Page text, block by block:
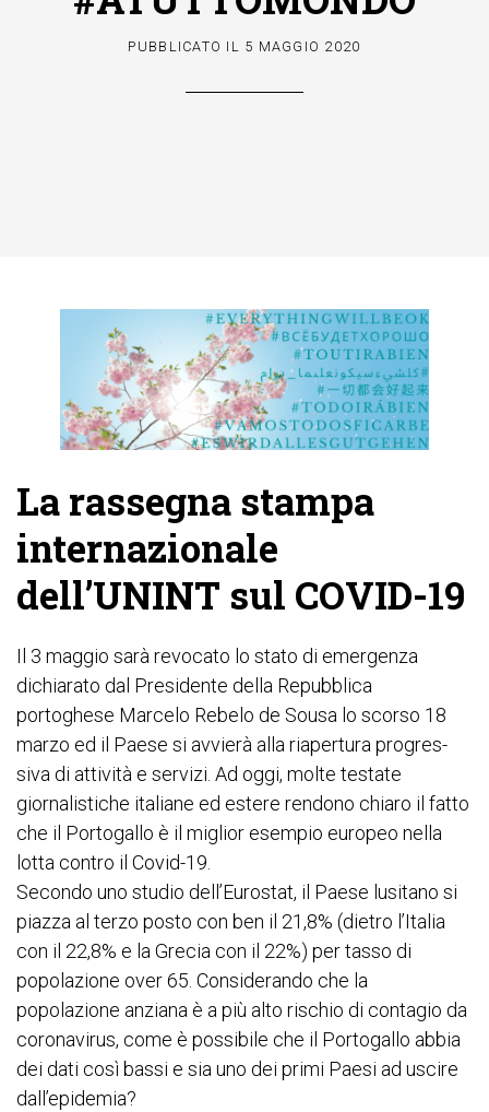
PUBBLICATO IL 5 MAGGIO 2020
La rassegna stampa
internazionale
dell’UNINT sul COVID-19
Il 3 maggio sarà revocato lo stato di emergenza
dichiarato dal Presidente della Repubblica
portoghese Marcelo Rebelo de Sousa lo scorso 18
marzo ed il Paese si avvierà alla riapertura progres-
siva di attività e servizi. Ad oggi, molte testate
giornalistiche italiane ed estere rendono chiaro il fatto
che il Portogallo è il miglior esempio europeo nella
lotta contro il Covid-19.
Secondo uno studio dell’Eurostat, il Paese lusitano si
piazza al terzo posto con ben il 21,8% (dietro l’Italia
con il 22,8% e la Grecia con il 22%) per tasso di
popolazione over 65. Considerando che la
popolazione anziana è a più alto rischio di contagio da
coronavirus, come è possibile che il Portogallo abbia
dei dati così bassi e sia uno dei primi Paesi ad uscire
dall’epidemia?